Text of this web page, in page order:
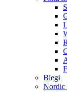
Biegi
Nordic